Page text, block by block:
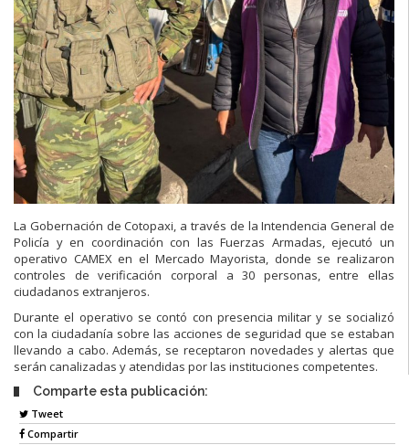
La Gobernación de Cotopaxi, a través de la Intendencia General de
Policía y en coordinación con las Fuerzas Armadas, ejecutó un
operativo CAMEX en el Mercado Mayorista, donde se realizaron
controles de verificación corporal a 30 personas, entre ellas
ciudadanos extranjeros.
Durante el operativo se contó con presencia militar y se socializó
con la ciudadanía sobre las acciones de seguridad que se estaban
llevando a cabo. Además, se receptaron novedades y alertas que
serán canalizadas y atendidas por las instituciones competentes.
Comparte esta publicación:
Tweet
Compartir